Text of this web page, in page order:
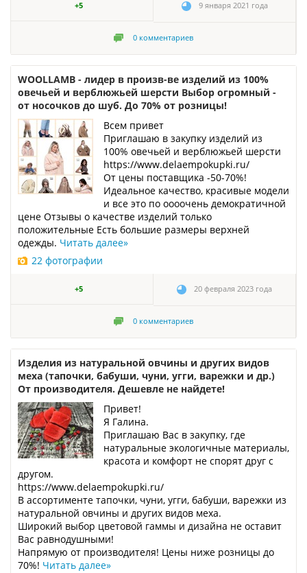
+5 9 января 2021 года
0 комментариев
WOOLLAMB - лидер в произв-ве изделий из 100%
овечьей и верблюжьей шерсти Выбор огромный -
от носочков до шуб. До 70% от розницы!
Всем привет
Приглашаю в закупку изделий из
100% овечьей и верблюжьей шерсти
https://www.delaempokupki.ru/
От цены поставщика -50-70%!
Идеальное качество, красивые модели
и все это по оооочень демократичной
цене Отзывы о качестве изделий только
положительные Есть большие размеры верхней
одежды. Читать далее»
22 фотографии
+5 20 февраля 2023 года
0 комментариев
Изделия из натуральной овчины и других видов
меха (тапочки, бабуши, чуни, угги, варежки и др.)
От производителя. Дешевле не найдете!
Привет!
Я Галина.
Приглашаю Вас в закупку, где
натуральные экологичные материалы,
красота и комфорт не спорят друг с
другом.
https://www.delaempokupki.ru/
В ассортименте тапочки, чуни, угги, бабуши, варежки из
натуральной овчины и других видов меха.
Широкий выбор цветовой гаммы и дизайна не оставит
Вас равнодушными!
Напрямую от производителя! Цены ниже розницы до
70%! Читать далее»